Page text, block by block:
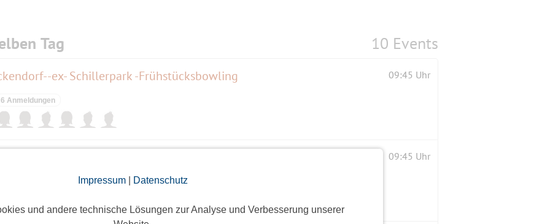
Impressum| Datenschutz
und andere technische Lösungen zur Analyse und Verbesserung unserer
Tag 10 Events
ex- Schillerpark -Frühstücksbowling 09:45 Uhr
6 Anmeldungen
ex- Schillerpark -Frühstücksbowling 09:45 Uhr